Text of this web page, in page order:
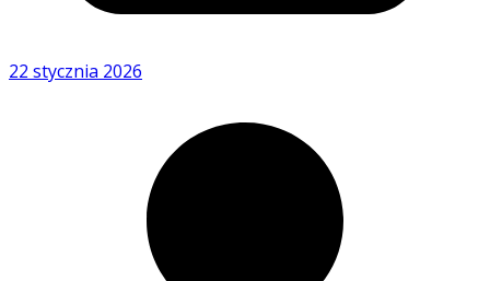
22 stycznia 2026